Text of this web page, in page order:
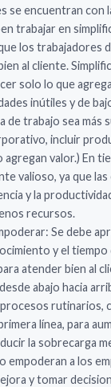
se encuentran con
trabajar en
los trabajadores
al cliente.
solo lo que
inútiles y de
de trabajo sea más
incluir
agregan valor.) En
valioso, ya que
y la
recursos.
Se debe
y el
atender bien al
abajo hacia
rutinarios,
línea, para
la sobrecarga
empoderan a los
y tomar